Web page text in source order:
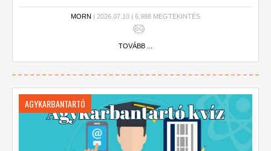
MORN | 2026.07.10 | 6,988 MEGTEKINTÉS
TOVÁBB ...
AGYKARBANTARTÓ